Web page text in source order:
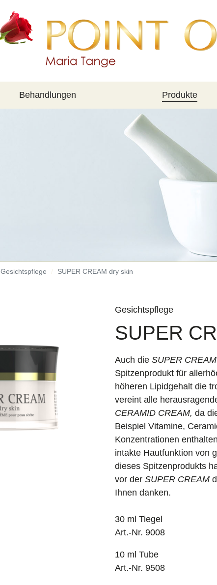
Behandlungen Produkte
Gesichtspflege SUPER CREAM dry skin
Gesichtspflege
SUPER
Auch die SUPER CREAM
Spitzenprodukt für
höheren Lipidgehalt die
vereint alle
CERAMID CREAM, da
Beispiel Vitamine,
Konzentrationen
intakte Hautfunktion von
dieses Spitzenprodukts
vor der SUPER CREAM
Ihnen danken.
30 ml Tiegel
Art.-Nr. 9008
10 ml Tube
Art.-Nr. 9508